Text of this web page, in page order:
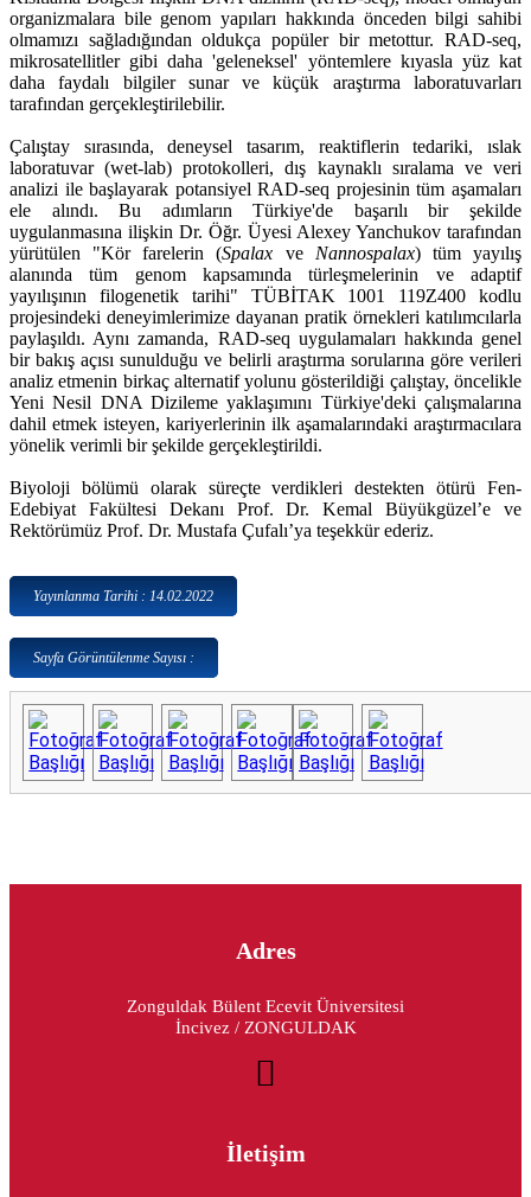
organizmalara bile genom yapıları hakkında önceden bilgi sahibi
olmamızı sağladığından oldukça popüler bir metottur. RAD-seq,
mikrosatellitler gibi daha 'geleneksel' yöntemlere kıyasla yüz kat
daha faydalı bilgiler sunar ve küçük araştırma laboratuvarları
tarafından gerçekleştirilebilir.
Çalıştay sırasında, deneysel tasarım, reaktiflerin tedariki, ıslak
laboratuvar (wet-lab) protokolleri, dış kaynaklı sıralama ve veri
analizi ile başlayarak potansiyel RAD-seq projesinin tüm aşamaları
ele alındı. Bu adımların Türkiye'de başarılı bir şekilde
uygulanmasına ilişkin Dr. Öğr. Üyesi Alexey Yanchukov tarafından
yürütülen "Kör farelerin (Spalax ve Nannospalax) tüm yayılış
alanında tüm genom kapsamında türleşmelerinin ve adaptif
yayılışının filogenetik tarihi" TÜBİTAK 1001 119Z400 kodlu
projesindeki deneyimlerimize dayanan pratik örnekleri katılımcılarla
paylaşıldı. Aynı zamanda, RAD-seq uygulamaları hakkında genel
bir bakış açısı sunulduğu ve belirli araştırma sorularına göre verileri
analiz etmenin birkaç alternatif yolunu gösterildiği çalıştay, öncelikle
Yeni Nesil DNA Dizileme yaklaşımını Türkiye'deki çalışmalarına
dahil etmek isteyen, kariyerlerinin ilk aşamalarındaki araştırmacılara
yönelik verimli bir şekilde gerçekleştirildi.
Biyoloji bölümü olarak süreçte verdikleri destekten ötürü Fen-
Edebiyat Fakültesi Dekanı Prof. Dr. Kemal Büyükgüzel’e ve
Rektörümüz Prof. Dr. Mustafa Çufalı’ya teşekkür ederiz.
Yayınlanma Tarihi : 14.02.2022
Sayfa Görüntülenme Sayısı :
Adres
Zonguldak Bülent Ecevit Üniversitesi
İncivez / ZONGULDAK
İletişim